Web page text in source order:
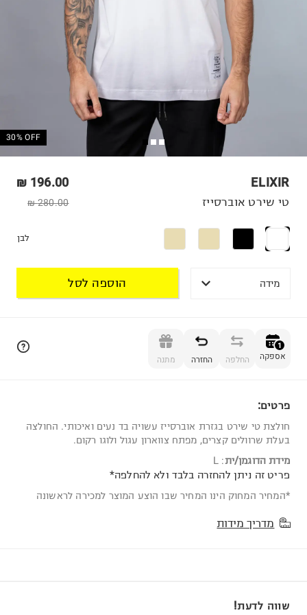
30% OFF
ELIXIR
196.00 ₪
280.00 ₪ טי שירט אוברסייז
לבן
מידה הוספה לסל
1
אספקה החלפה החזרה מתנה
פרטים:
חולצת טי שירט בגזרת אוברסייז עשויה בד נעים ואיכותי. החולצה
בעלת שרוולים קצרים, מפתח צווארון עגול ולוגו רקום.
מידת הדוגמן/ית:
L
פריט זה ניתן להחזרה בלבד ולא להחלפה*
*המחיר המחוק הינו המחיר שבו הוצע המוצר למכירה לראשונה
מדריך מידות
שווה לדעת!